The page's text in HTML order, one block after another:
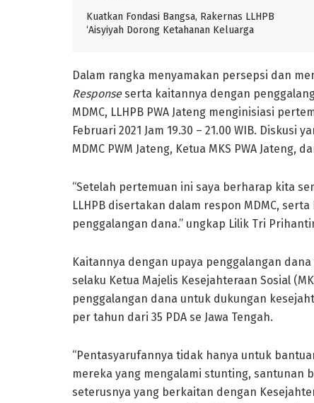
Kuatkan Fondasi Bangsa, Rakernas LLHPB
‘Aisyiyah Dorong Ketahanan Keluarga
Dalam rangka menyamakan persepsi dan
Responseserta kaitannya dengan
MDMC, LLHPB PWA Jateng menginisiasi
Februari 2021 Jam 19.30 – 21.00 WIB.
MDMC PWM Jateng, Ketua MKS PWA Jateng,
“Setelah pertemuan ini saya berharap kita
LLHPB disertakan dalam respon MDMC,
penggalangan dana.” ungkap Lilik Tri
Kaitannya dengan upaya penggalangan
selaku Ketua Majelis Kesejahteraan Sosial
penggalangan dana untuk dukungan
per tahun dari 35 PDA se Jawa Tengah.
“Pentasyarufannya tidak hanya untuk
mereka yang mengalami stunting, santunan
seterusnya yang berkaitan dengan